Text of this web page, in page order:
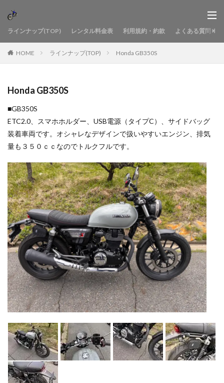
ラインナップ(TOP) レンタル料金表 利用規約・約款 よくある質問
HOME ラインナップ(TOP) Honda GB350S
Honda GB350S
■GB350S
ETC2.0、スマホホルダー、USB電源（タイプC）、サイドバッグ
装着車両です。オシャレなデザインで扱いやすいエンジン、排気
量も３５０ｃｃなのでトルクフルです。